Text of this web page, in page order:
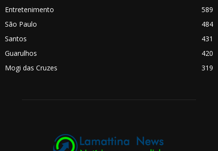
Entretenimento
589
São Paulo
484
Santos
431
Guarulhos
420
Mogi das Cruzes
319